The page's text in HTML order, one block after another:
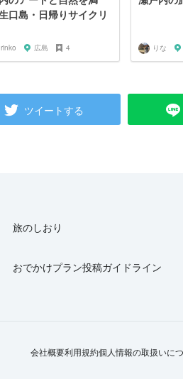
口島・日帰りサイクリ
広島 4 りな
ツイートする
旅のしおり
おでかけプラン投稿ガイドライン
会社概要利用規約個人情報の取扱いに